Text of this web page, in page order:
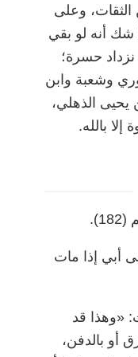
وعلى
شك أنه لو بقي
نزداد حسرة؛
وشعبة وابن
يحيى الذهلي،
إلا بالله.
أبي إذا مات
«وهذا قد
أو بالدفن،